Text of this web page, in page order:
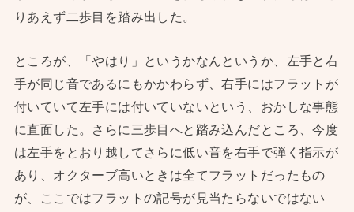
りあえず二歩目を踏み出した。
ところが、「やはり」というかなんというか、左手と右
手が同じ音であるにもかかわらず、右手にはフラットが
付いていて左手には付いていないという、おかしな事態
に直面した。さらに三歩目へと踏み込んだところ、今度
は左手をとおり越してさらに低い音を右手で弾く指示が
あり、オクターブ高いときは全てフラットだったもの
が、ここではフラットの記号が見当たらないではない